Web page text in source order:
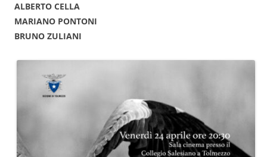
ALBERTO CELLA
MARIANO PONTONI
BRUNO ZULIANI